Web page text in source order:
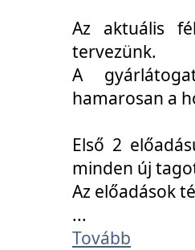
Az aktuális
tervezünk.
A
hamarosan a
Első 2
minden új
Az előadások
...
Tovább